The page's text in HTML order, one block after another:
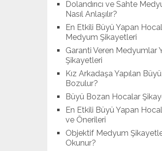
Dolandırıcı ve Sahte
Nasıl Anlaşılır?
En Etkili Büyü Yapan
Medyum Şikayetleri
Garanti Veren Medyumlar
Şikayetleri
Kız Arkadaşa Yapılan
Bozulur?
Büyü Bozan Hocalar
En Etkili Büyü Yapan
ve Önerileri
Objektif Medyum
Okunur?